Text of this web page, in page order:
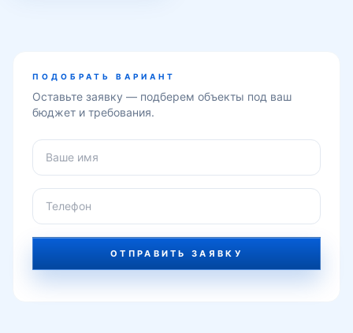
ПОДОБРАТЬ ВАРИАНТ
Оставьте заявку — подберем объекты под ваш
бюджет и требования.
ОТПРАВИТЬ ЗАЯВКУ